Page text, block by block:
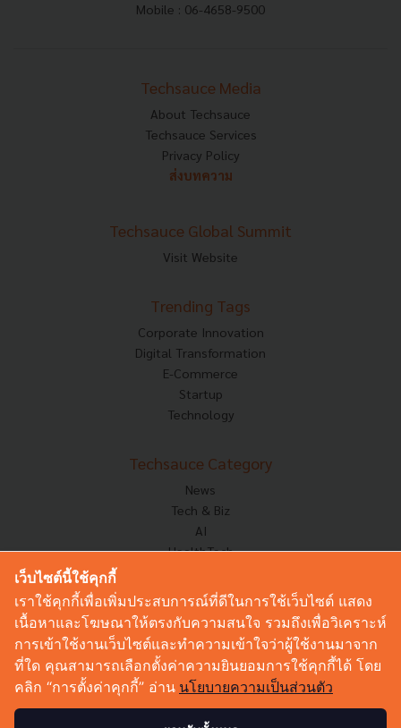
Mobile : 06-4658-9500
Techsauce Media
About Techsauce
Techsauce Services
Privacy Policy
ส่งบทความ
Techsauce Global Summit
Visit Website
Trending Tags
Corporate Innovation
Digital Transformation
E-Commerce
Startup
Technology
Techsauce Category
News
Tech & Biz
AI
HealthTech
Corp Innov
Saucy Thoughts
Sustainable
Videos
Podcast
เว็บไซต์นี้ใช้คุกกี้
เราใช้คุกกี้เพื่อเพิ่มประสบการณ์ที่ดีในการใช้เว็บไซต์ แสดง
เนื้อหาและโฆษณาให้ตรงกับความสนใจ รวมถึงเพื่อวิเคราะห์
การเข้าใช้งานเว็บไซต์และทำความเข้าใจว่าผู้ใช้งานมาจาก
ที่ใด คุณสามารถเลือกตั้งค่าความยินยอมการใช้คุกกี้ได้ โดย
คลิก “การตั้งค่าคุกกี้” อ่าน นโยบายความเป็นส่วนตัว